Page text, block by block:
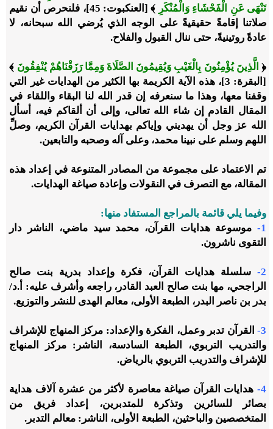
تَنْهَى عَنِ الْفَحْشَاءِ وَالْمُنْكَرِ
﴾ [العنكبوت: 45]، فلنحرص أن نقيم
صلاتنا إقامةً حقيقيةً على الوجه الذي يُرضي الله سبحانه، لا
عادةً روتينيةً، حتى ننال القبول والفلاح.
﴿ الَّذِينَ يُؤْمِنُونَ بِالْغَيْبِ وَيُقِيمُونَ الصَّلَاةَ وَمِمَّا رَزَقْنَاهُمْ يُنْفِقُونَ ﴾
[البقرة: 3]، هذه الآية الكريمة بها الكثير من الهدايات غير التي
وقفنا معها، وهذا ما سنعرفه إن قدر الله لنا البقاء واللقاء في
المقال القادم إن شاء الله تعالى، وإلى أن ألقاكم فيه، أسأل
الله عز وجل أن يهديني وإياكم بهدايات القرآن الكريم، وصلِّ
اللهم وسلم على نبينا محمد، وعلى آله وصحبه والتابعين.
تم الاعتماد على مجموعة من المصادر المتنوعة في إعداد هذه
المقالة، مع التصرف في النقولات وإعادة صياغة الهدايات.
وفيما يلي قائمة بالمراجع المستفاد منها:
1-
موسوعة هدايات القرآن، محمد سيد ماضي، الناشر دار
التقوى ناشرون.
2-
سلسلة هدايات القرآن، فكرة وإعداد بدرية بنت صالح
الراجحي، مها بنت صالح العبد القادر، راجعه وأشرف عليه: أ.د/
بدر بن ناصر البدر، الطبعة الأولى، معالم الهدى للنشر والتوزيع.
3-
القرآن تدبر وعمل، الفكرة والإعداد: مركز المنهاج للإشراف
والتدريب التربوي، الطبعة السادسة، الناشر: مركز المنهاج
للإشراف والتدريب التربوي بالرياض.
4-
هدايات القرآن صياغة معاصرة لأكثر من عشرة آلاف هداية
بصائر للسائرين وتذكرة للمتدبرين، إعداد فريق من
المتخصصين والباحثين، الطبعة الأولى، الناشر: معالم التدبر.